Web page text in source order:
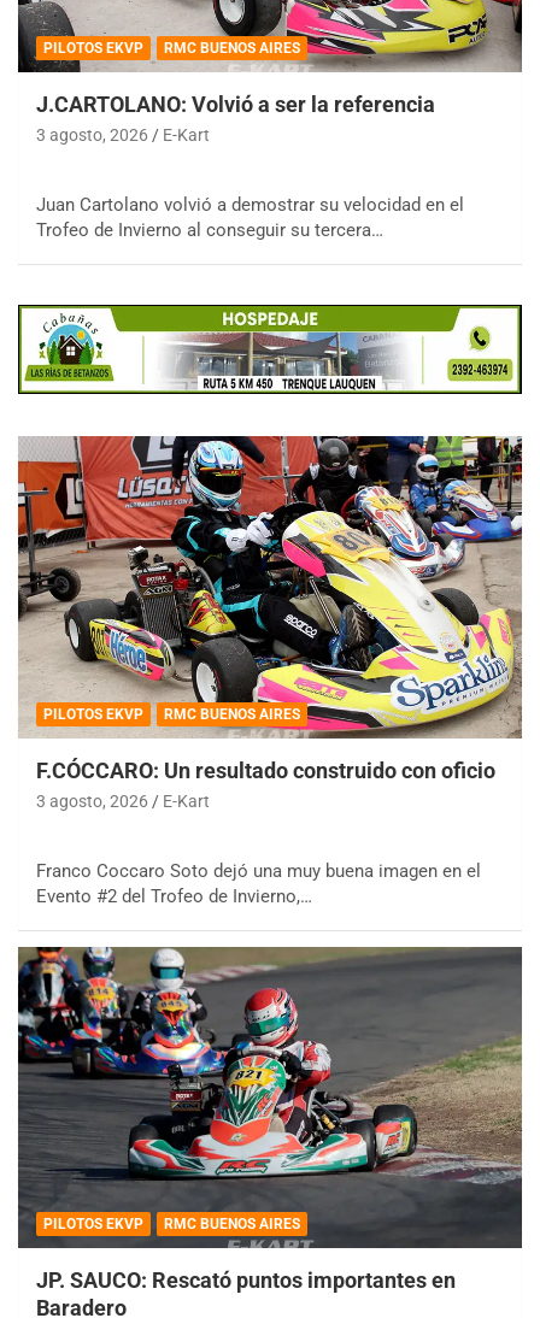
PILOTOS EKVP RMC BUENOS AIRES
J.CARTOLANO: Volvió a ser la referencia
3 agosto, 2026 E-Kart
Juan Cartolano volvió a demostrar su velocidad en el
Trofeo de Invierno al conseguir su tercera…
PILOTOS EKVP RMC BUENOS AIRES
F.CÓCCARO: Un resultado construido con oficio
3 agosto, 2026 E-Kart
Franco Coccaro Soto dejó una muy buena imagen en el
Evento #2 del Trofeo de Invierno,…
PILOTOS EKVP RMC BUENOS AIRES
JP. SAUCO: Rescató puntos importantes en
Baradero